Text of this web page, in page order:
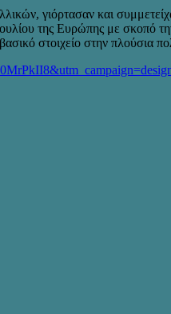
γιόρτασαν και
της Ευρώπης με σκοπό
στοιχείο στην πλούσια